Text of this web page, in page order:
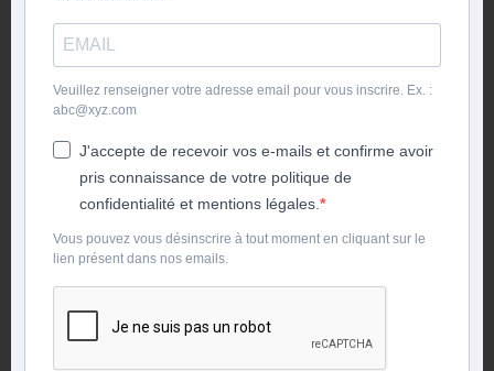
Veuillez renseigner votre adresse email pour vous inscrire. Ex. :
abc@xyz.com
J'accepte de recevoir vos e-mails et confirme avoir
pris connaissance de votre politique de
confidentialité et mentions légales.
Vous pouvez vous désinscrire à tout moment en cliquant sur le
lien présent dans nos emails.